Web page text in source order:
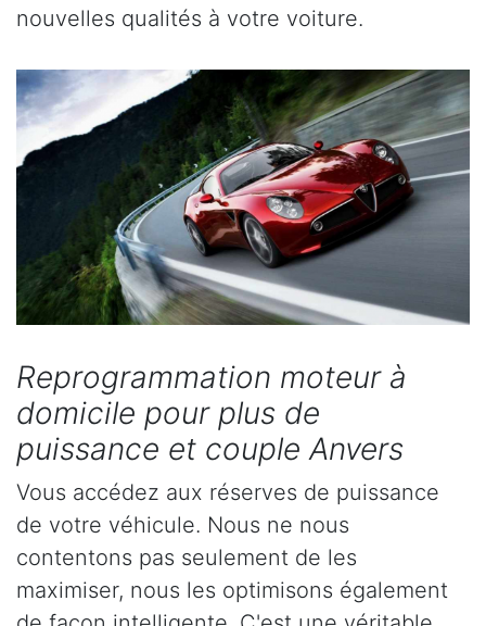
nouvelles qualités à votre voiture.
Reprogrammation moteur à
domicile pour plus de
puissance et couple Anvers
Vous accédez aux réserves de puissance
de votre véhicule. Nous ne nous
contentons pas seulement de les
maximiser, nous les optimisons également